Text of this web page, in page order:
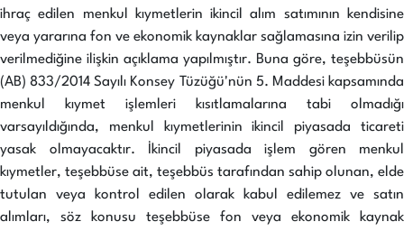
ihraç edilen menkul kıymetlerin ikincil alım satımının kendisine
veya yararına fon ve ekonomik kaynaklar sağlamasına izin verilip
verilmediğine ilişkin açıklama yapılmıştır. Buna göre, teşebbüsün
(AB) 833/2014 Sayılı Konsey Tüzüğü'nün 5. Maddesi kapsamında
menkul kıymet işlemleri kısıtlamalarına tabi olmadığı
varsayıldığında, menkul kıymetlerinin ikincil piyasada ticareti
yasak olmayacaktır. İkincil piyasada işlem gören menkul
kıymetler, teşebbüse ait, teşebbüs tarafından sahip olunan, elde
tutulan veya kontrol edilen olarak kabul edilemez ve satın
alımları, söz konusu teşebbüse fon veya ekonomik kaynak